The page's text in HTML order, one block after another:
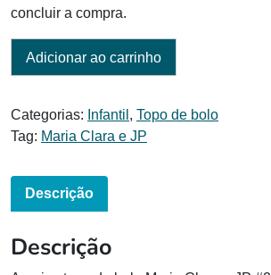
concluir a compra.
Adicionar ao carrinho
Categorias: Infantil , Topo de bolo
Tag: Maria Clara e JP
Descrição
Descrição